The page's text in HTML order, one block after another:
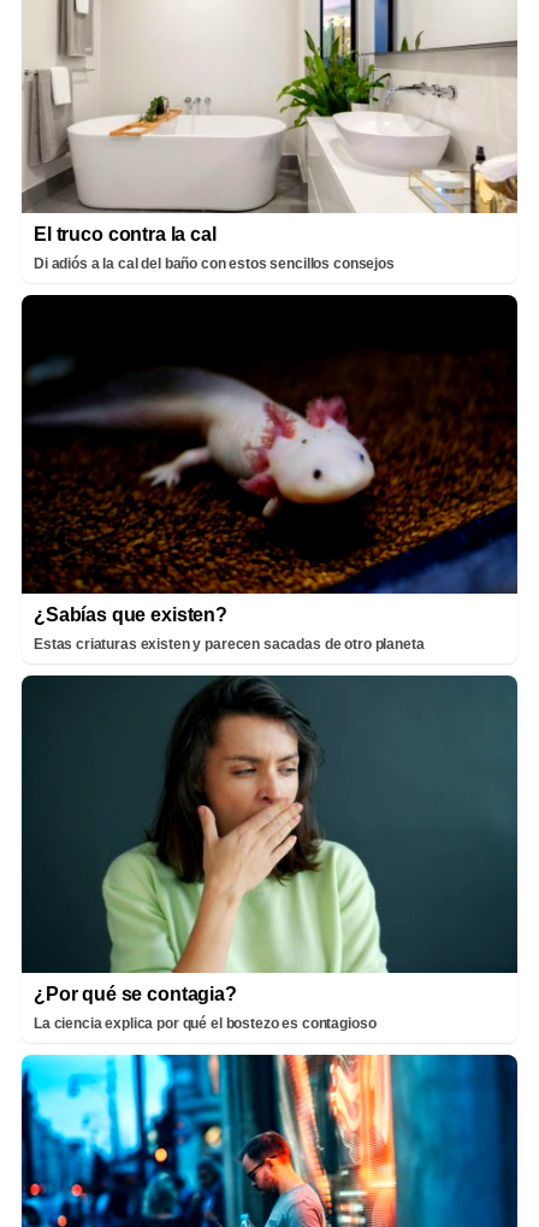
El truco contra la cal
Di adiós a la cal del baño con estos sencillos consejos
¿Sabías que existen?
Estas criaturas existen y parecen sacadas de otro planeta
¿Por qué se contagia?
La ciencia explica por qué el bostezo es contagioso